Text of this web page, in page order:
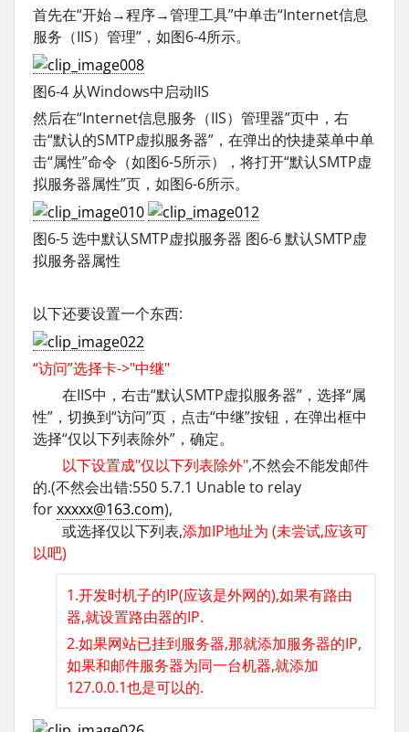
首先在“开始→程序→管理工具”中单击“Internet信息
服务（IIS）管理”，如图6-4所示。
图6-4 从Windows中启动IIS
然后在“Internet信息服务（IIS）管理器”页中，右
击“默认的SMTP虚拟服务器”，在弹出的快捷菜单中单
击“属性”命令（如图6-5所示），将打开“默认SMTP虚
拟服务器属性”页，如图6-6所示。
图6-5 选中默认SMTP虚拟服务器 图6-6 默认SMTP虚
拟服务器属性
以下还要设置一个东西:
“访问”选择卡->"中继"
在IIS中，右击“默认SMTP虚拟服务器”，选择“属
性”，切换到“访问”页，点击“中继”按钮，在弹出框中
选择“仅以下列表除外”，确定。
以下设置成"仅以下列表除外",不然会不能发邮件
的.(不然会出错:550 5.7.1 Unable to relay
forxxxxx@163.com),
或选择仅以下列表,添加IP地址为 (未尝试,应该可
以吧)
1.开发时机子的IP(应该是外网的),如果有路由
器,就设置路由器的IP.
2.如果网站已挂到服务器,那就添加服务器的IP,
如果和邮件服务器为同一台机器,就添加
127.0.0.1也是可以的.